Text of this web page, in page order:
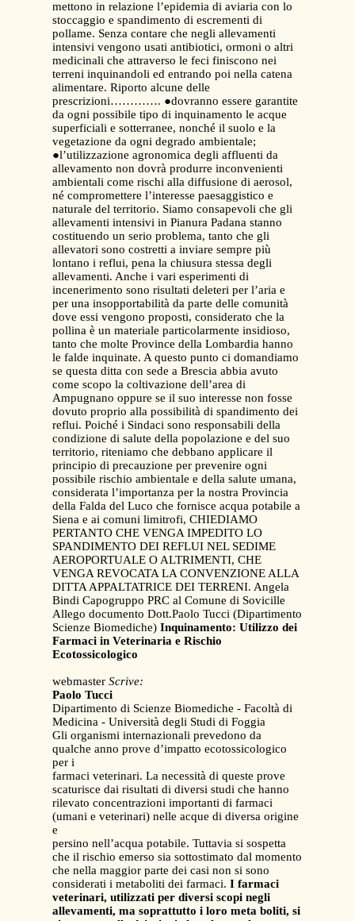
mettono in relazione l’epidemia di aviaria con lo
stoccaggio e spandimento di escrementi di
pollame. Senza contare che negli allevamenti
intensivi vengono usati antibiotici, ormoni o altri
medicinali che attraverso le feci finiscono nei
terreni inquinandoli ed entrando poi nella catena
alimentare. Riporto alcune delle
prescrizioni…………. ●dovranno essere garantite
da ogni possibile tipo di inquinamento le acque
superficiali e sotterranee, nonché il suolo e la
vegetazione da ogni degrado ambientale;
●l’utilizzazione agronomica degli affluenti da
allevamento non dovrà produrre inconvenienti
ambientali come rischi alla diffusione di aerosol,
né compromettere l’interesse paesaggistico e
naturale del territorio. Siamo consapevoli che gli
allevamenti intensivi in Pianura Padana stanno
costituendo un serio problema, tanto che gli
allevatori sono costretti a inviare sempre più
lontano i reflui, pena la chiusura stessa degli
allevamenti. Anche i vari esperimenti di
incenerimento sono risultati deleteri per l’aria e
per una insopportabilità da parte delle comunità
dove essi vengono proposti, considerato che la
pollina è un materiale particolarmente insidioso,
tanto che molte Province della Lombardia hanno
le falde inquinate. A questo punto ci domandiamo
se questa ditta con sede a Brescia abbia avuto
come scopo la coltivazione dell’area di
Ampugnano oppure se il suo interesse non fosse
dovuto proprio alla possibilità di spandimento dei
reflui. Poiché i Sindaci sono responsabili della
condizione di salute della popolazione e del suo
territorio, riteniamo che debbano applicare il
principio di precauzione per prevenire ogni
possibile rischio ambientale e della salute umana,
considerata l’importanza per la nostra Provincia
della Falda del Luco che fornisce acqua potabile a
Siena e ai comuni limitrofi, CHIEDIAMO
PERTANTO CHE VENGA IMPEDITO LO
SPANDIMENTO DEI REFLUI NEL SEDIME
AEROPORTUALE O ALTRIMENTI, CHE
VENGA REVOCATA LA CONVENZIONE ALLA
DITTA APPALTATRICE DEI TERRENI. Angela
Bindi Capogruppo PRC al Comune di Sovicille
Allego documento Dott.Paolo Tucci (Dipartimento
Scienze Biomediche) Inquinamento: Utilizzo dei
Farmaci in Veterinaria e Rischio
Ecotossicologico
webmaster Scrive:
Paolo Tucci
Dipartimento di Scienze Biomediche - Facoltà di
Medicina - Università degli Studi di Foggia
Gli organismi internazionali prevedono da
qualche anno prove d’impatto ecotossicologico
per i
farmaci veterinari. La necessità di queste prove
scaturisce dai risultati di diversi studi che hanno
rilevato concentrazioni importanti di farmaci
(umani e veterinari) nelle acque di diversa origine
e
persino nell’acqua potabile. Tuttavia si sospetta
che il rischio emerso sia sottostimato dal momento
che nella maggior parte dei casi non si sono
considerati i metaboliti dei farmaci. I farmaci
veterinari, utilizzati per diversi scopi negli
allevamenti, ma soprattutto i loro meta boliti, si